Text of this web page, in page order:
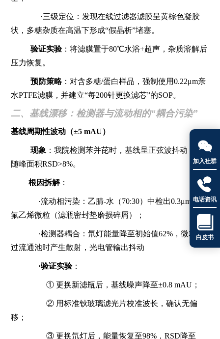

加入社群

电话资讯

白皮书
·三级定位：发现在线过滤器滤膜呈黄棕色凝胶
状，多糖杂质在高温下形成“假晶析”堵塞。
验证实验：将滤膜置于80℃水浴+超声，杂质溶解后
压力恢复。
预防策略：对含多糖/蛋白样品，强制使用0.22μm亲
水PTFE滤膜，并建立“每200针更换滤芯”的SOP。
二、基线漂移：检测器与流动相的“耦合污染”
基线周期性波动（±5 mAU）
现象 ：我院检测苯并芘时，基线呈正弦波抖动，伴
随峰面积RSD>8%。
根因拆解：
·流动相污染：乙腈-水（70:30）中检出0.3μm聚四
氟乙烯微粒（滤瓶密封垫磨损碎屑）；
·检测器耦合：氘灯能量降至初始值62%，微粒通
过流通池时产生散射，光电管输出抖动
·验证实验：
① 更换新滤瓶后，基线噪声降至±0.8 mAU；
② 用标准钬玻璃滤光片校准波长，确认无偏
移；
③ 更换氘灯后，能量恢复至98%，RSD降至